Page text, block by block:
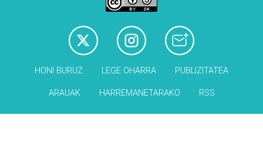
HONI BURUZ LEGE OHARRA PUBLIZITATEA
ARAUAK HARREMANETARAKO RSS